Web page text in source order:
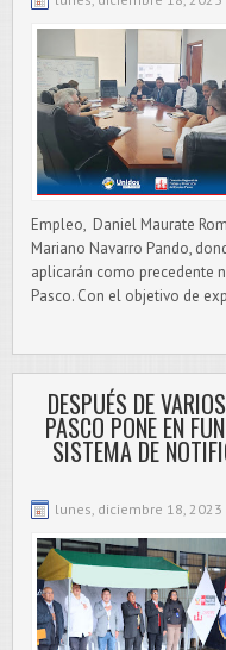
Empleo, Daniel Maurate
Mariano Navarro Pando,
aplicarán como precedente
Pasco. Con el objetivo de
DESPUÉS DE
PASCO PONE EN
SISTEMA DE
lunes, diciembre 18, 2023